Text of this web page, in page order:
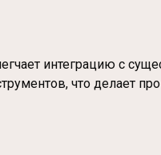
интеграцию с
что делает